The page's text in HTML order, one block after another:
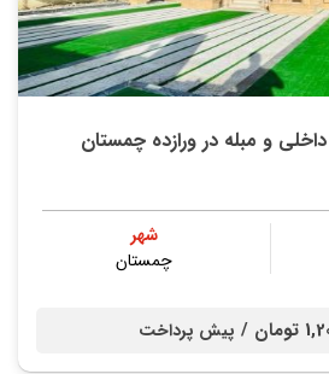
و مبله در ورازده چمستان
شهر
چمستان
/ پیش پرداخت